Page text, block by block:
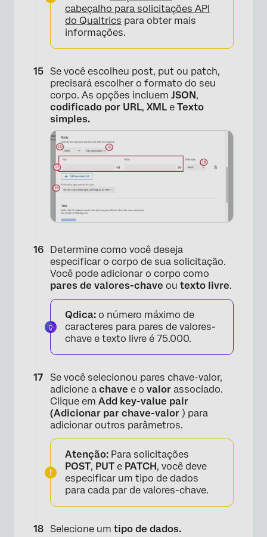
cabeçalho para solicitações API
do Qualtrics para obter mais
informações.
Se você escolheu post, put ou patch,
precisará escolher o formato do seu
corpo. As opções incluem JSON,
codificado por URL, XML e Texto
simples.
Determine como você deseja
especificar o corpo de sua solicitação.
Você pode adicionar o corpo como
pares de valores-chave ou texto livre.
Qdica: o número máximo de
caracteres para pares de valores-
chave e texto livre é 75.000.
Se você selecionou pares chave-valor,
adicione a chave e o valor associado.
Clique em Add key-value pair
(Adicionar par chave-valor ) para
adicionar outros parâmetros.
Atenção: Para solicitações
POST, PUT e PATCH, você deve
especificar um tipo de dados
para cada par de valores-chave.
Selecione um tipo de dados.